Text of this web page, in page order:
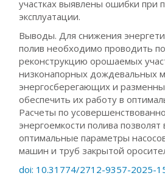
участках выявлены ошибки при
эксплуатации.
Выводы. Для снижения
полив необходимо проводить
реконструкцию орошаемых
низконапорных дождевальных
энергосберегающих и
обеспечить их работу в
Расчеты по
энергоемкости полива позволят
оптимальные параметры
машин и труб закрытой
doi: 10.31774/2712-9357-2025-